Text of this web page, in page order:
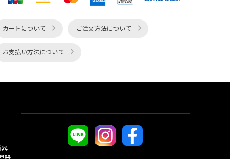
カートについて ご注文方法について
お支払い方法について